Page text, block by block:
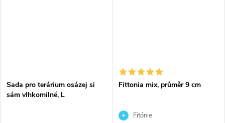
Sada pro terárium osázej si
sám vlhkomilné, L
Fittonia mix, průměr 9 cm
Fitónie